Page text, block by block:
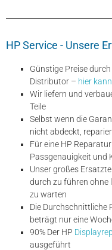
HP Service - Unsere
Günstige Preise
Distributor – hier
Wir liefern und
Teile
Selbst wenn die
nicht abdeckt,
Für eine HP
Passgenauigkeit und
Unser großes
durch zu führen ohne
zu warten
Die Durchschnittliche
beträgt nur eine
90% Der HP
ausgeführt